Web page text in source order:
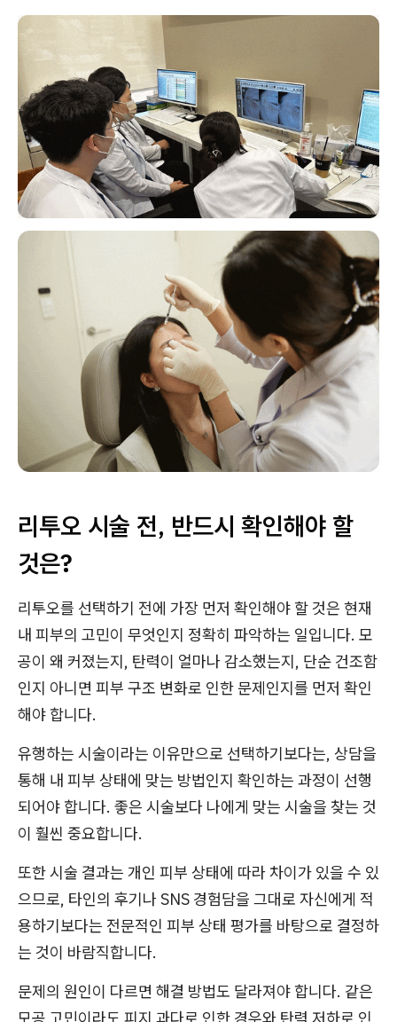
리투오 시술 전, 반드시 확인해야 할
것은?
리투오를 선택하기 전에 가장 먼저 확인해야 할 것은 현재
내 피부의 고민이 무엇인지 정확히 파악하는 일입니다. 모
공이 왜 커졌는지, 탄력이 얼마나 감소했는지, 단순 건조함
인지 아니면 피부 구조 변화로 인한 문제인지를 먼저 확인
해야 합니다.
유행하는 시술이라는 이유만으로 선택하기보다는, 상담을
통해 내 피부 상태에 맞는 방법인지 확인하는 과정이 선행
되어야 합니다. 좋은 시술보다 나에게 맞는 시술을 찾는 것
이 훨씬 중요합니다.
또한 시술 결과는 개인 피부 상태에 따라 차이가 있을 수 있
으므로, 타인의 후기나 SNS 경험담을 그대로 자신에게 적
용하기보다는 전문적인 피부 상태 평가를 바탕으로 결정하
는 것이 바람직합니다.
문제의 원인이 다르면 해결 방법도 달라져야 합니다. 같은